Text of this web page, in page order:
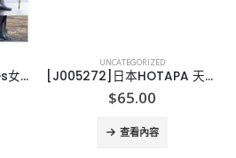
[J006023]日本 Jacques女優水鞋
UNCATEGORIZED
[J005272]日本HOTAPA 天然貝嗀粉洗衣丸
$65.00
查看內容